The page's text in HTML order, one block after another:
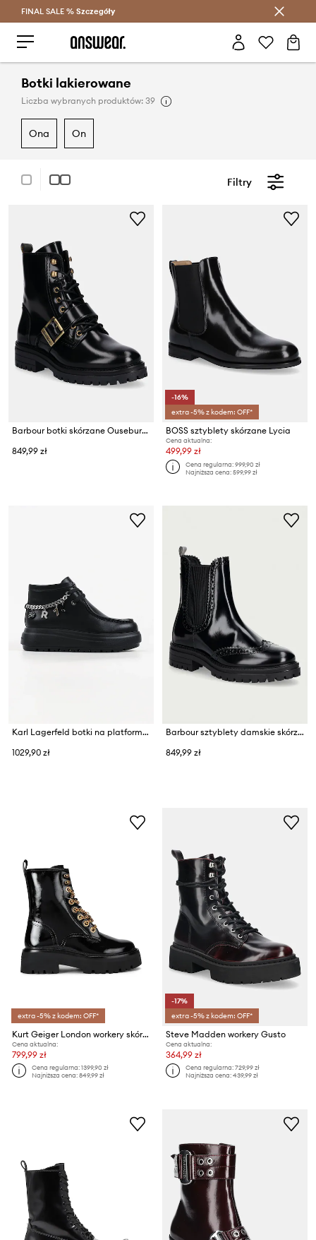
Oszczędzaj z Answear Club >
FINAL SALE % Szczegóły
Botki lakierowane
Liczba wybranych produktów: 39
ona on
Filtry
Barbour botki skórzane Ouseburne
849,99 zł
-16%
extra -5% z kodem: OFF*
BOSS sztyblety skórzane Lycia
Cena aktualna:
499,99 zł
Cena regularna:999,90 zł
Najniższa cena:599,99 zł
Karl Lagerfeld botki na platformie damskie skórzane Katya
1029,90 zł
Barbour sztyblety damskie skórzane Fawne
849,99 zł
extra -5% z kodem: OFF*
Kurt Geiger London workery skórzane Matilda Charm
Cena aktualna:
799,99 zł
Cena regularna:1399,90 zł
Najniższa cena:849,99 zł
-17%
extra -5% z kodem: OFF*
Steve Madden workery Gusto
Cena aktualna:
364,99 zł
Cena regularna:729,99 zł
Najniższa cena:439,99 zł